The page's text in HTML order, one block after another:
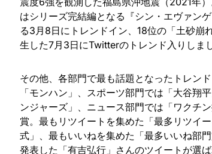
はシリーズ完結編となる『シン・エヴァン
る3月8日にトレンドイン、18位の「土砂崩
生した7月3日にTwitterのトレンド入りしまし
その他、各部門で最も話題となったトレン
「モンハン」、スポーツ部門では「大谷翔
ンジャーズ」、ニュース部門では「ワクチ
賞。最もリツイートを集めた「最多リツイ
式」、最もいいねを集めた「最多いいね部
発表した「有吉弘行」さんのツイートが選